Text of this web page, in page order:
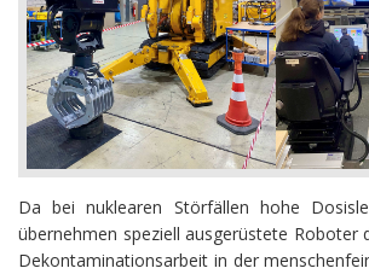
Da bei nuklearen Störfällen hohe
übernehmen speziell ausgerüstete Roboter
Dekontaminationsarbeit in der